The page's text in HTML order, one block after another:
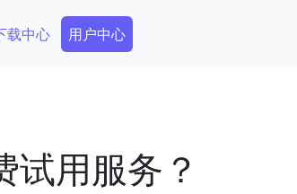
载中心 Secondary Menu
用户中心
试用服务？